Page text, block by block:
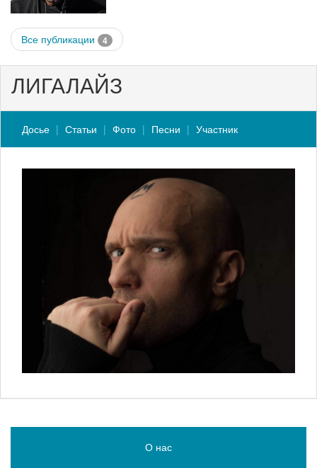
Все публикации 4
ЛИГАЛАЙЗ
Досье Статьи Фото Песни Участник
О нас